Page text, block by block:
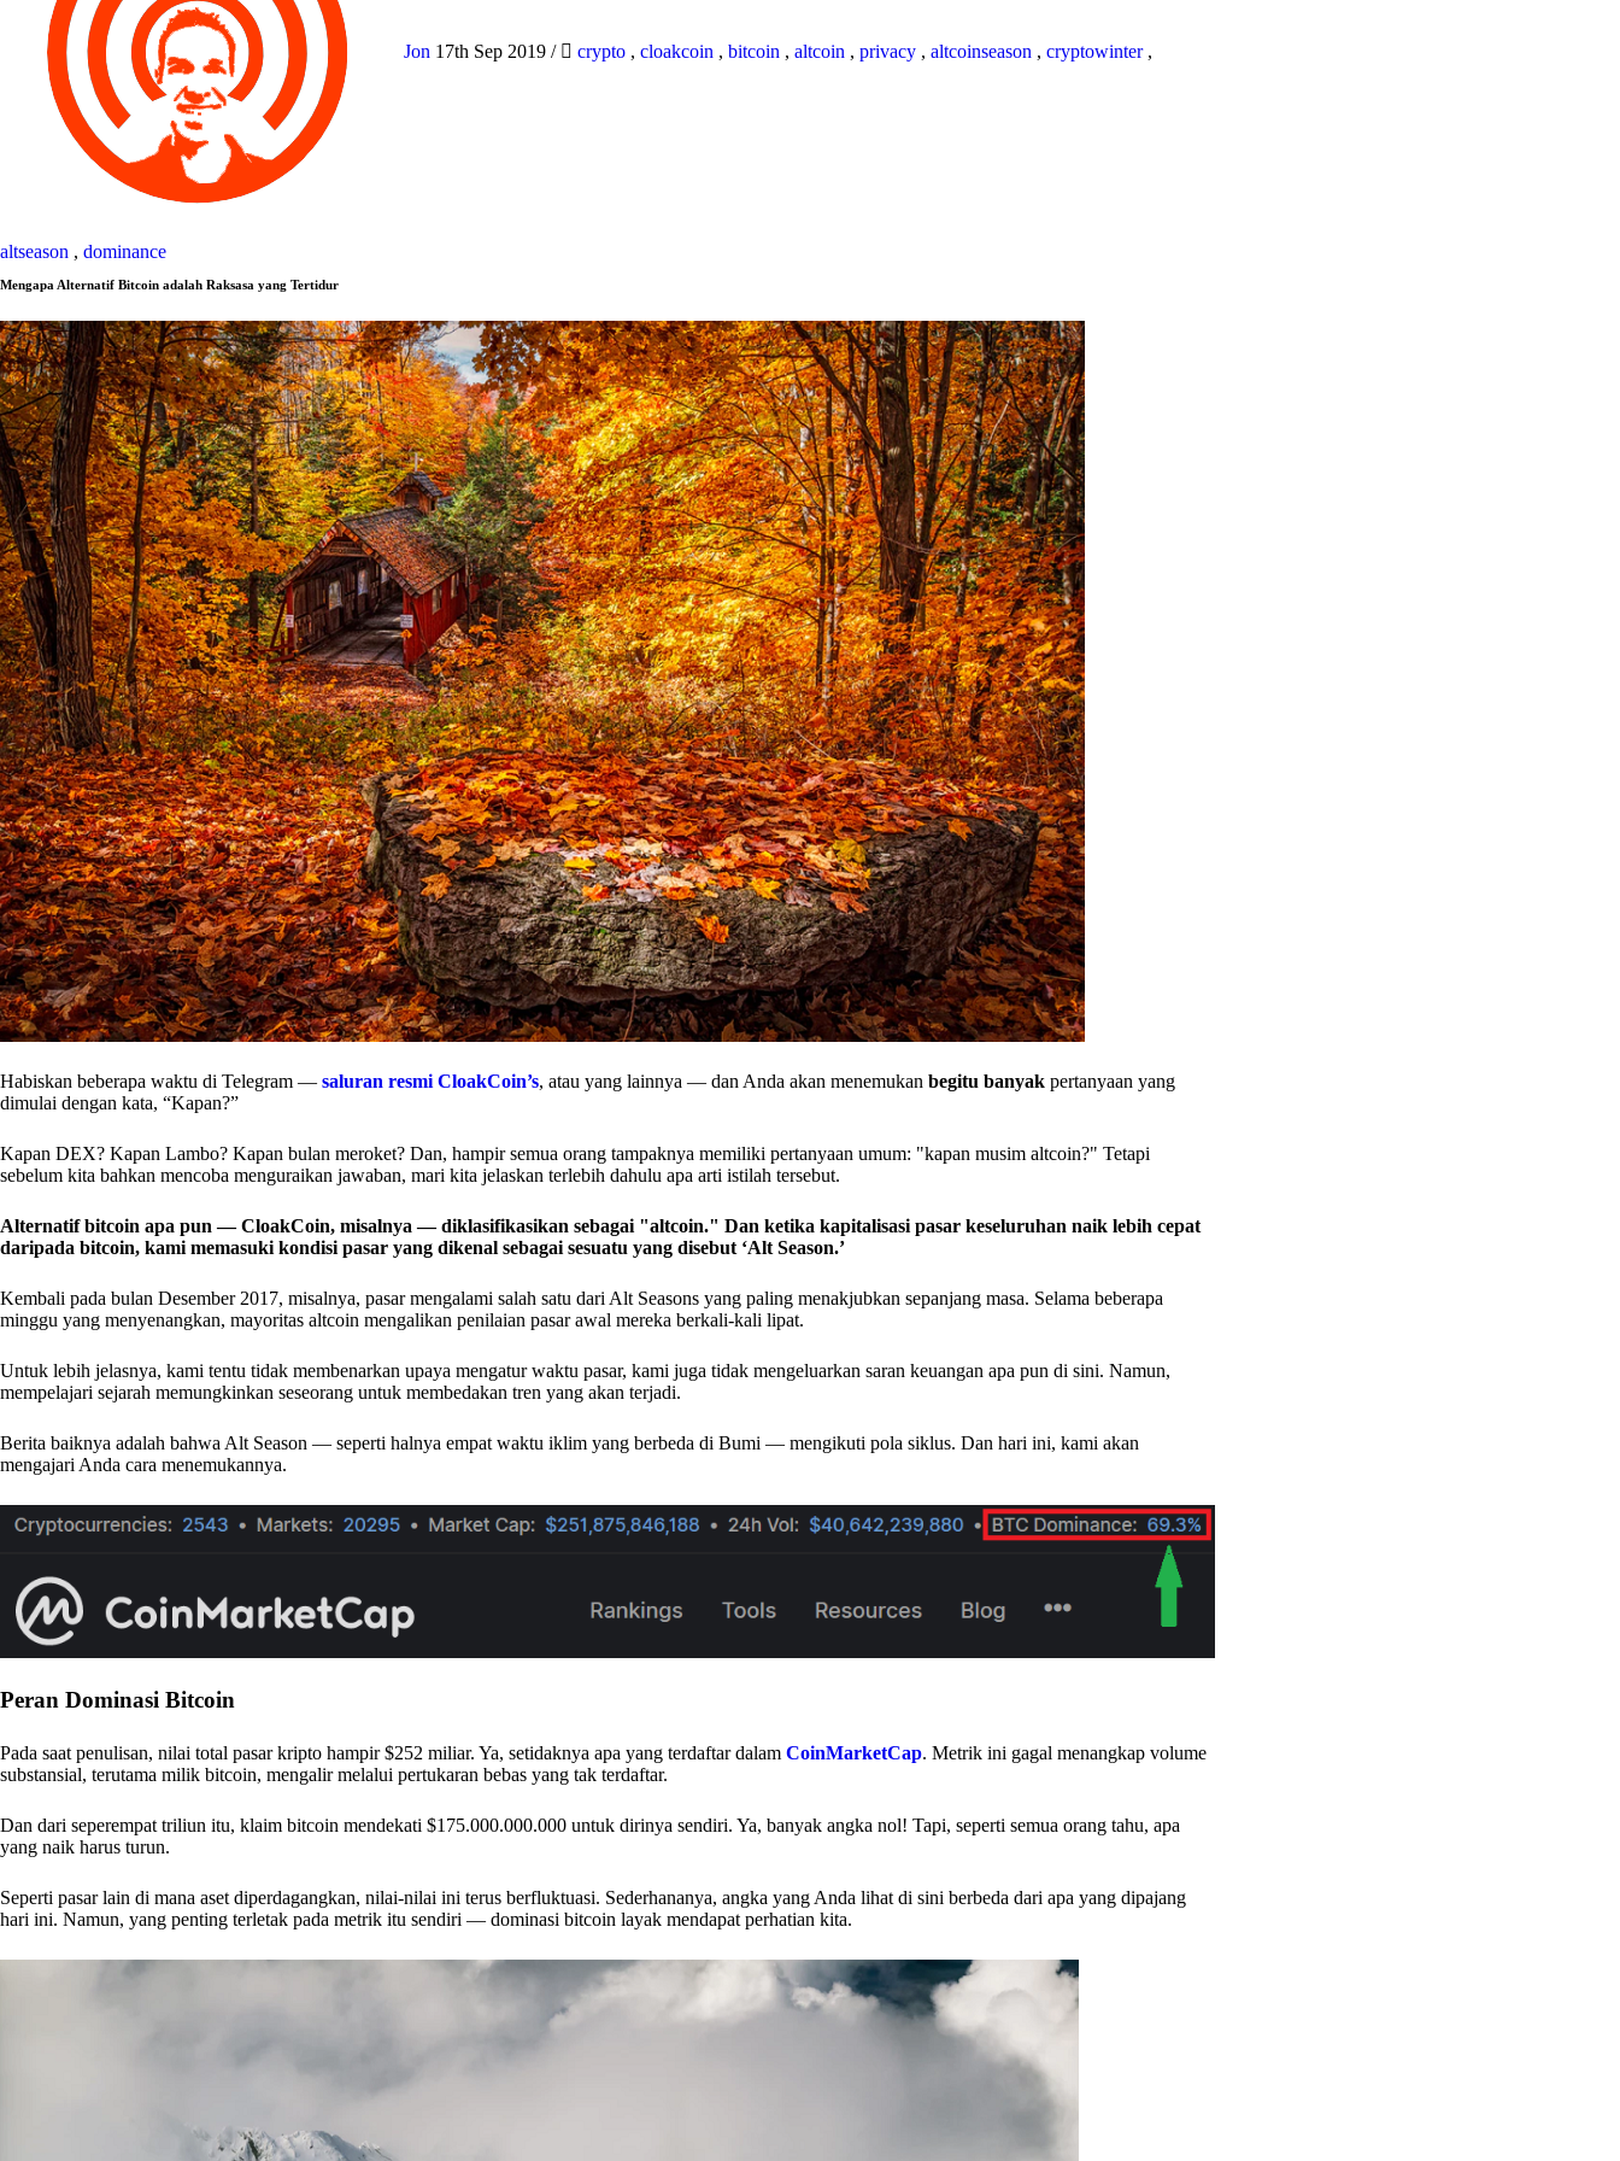
Jon 17th Sep 2019 / crypto , cloakcoin , bitcoin , altcoin , privacy , altcoinseason , cryptowinter,
altseason , dominance
Mengapa Alternatif Bitcoin adalah Raksasa yang Tertidur
Habiskan beberapa waktu di Telegram — saluran resmi CloakCoin’s, atau yang lainnya — dan Anda akan menemukan begitu banyak pertanyaan yang
dimulai dengan kata, “Kapan?”
Kapan DEX? Kapan Lambo? Kapan bulan meroket? Dan, hampir semua orang tampaknya memiliki pertanyaan umum: "kapan musim altcoin?" Tetapi
sebelum kita bahkan mencoba menguraikan jawaban, mari kita jelaskan terlebih dahulu apa arti istilah tersebut.
Alternatif bitcoin apa pun — CloakCoin, misalnya — diklasifikasikan sebagai "altcoin." Dan ketika kapitalisasi pasar keseluruhan naik lebih cepat
daripada bitcoin, kami memasuki kondisi pasar yang dikenal sebagai sesuatu yang disebut ‘Alt Season.’
Kembali pada bulan Desember 2017, misalnya, pasar mengalami salah satu dari Alt Seasons yang paling menakjubkan sepanjang masa. Selama beberapa
minggu yang menyenangkan, mayoritas altcoin mengalikan penilaian pasar awal mereka berkali-kali lipat.
Untuk lebih jelasnya, kami tentu tidak membenarkan upaya mengatur waktu pasar, kami juga tidak mengeluarkan saran keuangan apa pun di sini. Namun,
mempelajari sejarah memungkinkan seseorang untuk membedakan tren yang akan terjadi.
Berita baiknya adalah bahwa Alt Season — seperti halnya empat waktu iklim yang berbeda di Bumi — mengikuti pola siklus. Dan hari ini, kami akan
mengajari Anda cara menemukannya.
Peran Dominasi Bitcoin
Pada saat penulisan, nilai total pasar kripto hampir $252 miliar. Ya, setidaknya apa yang terdaftar dalam CoinMarketCap. Metrik ini gagal menangkap volume
substansial, terutama milik bitcoin, mengalir melalui pertukaran bebas yang tak terdaftar.
Dan dari seperempat triliun itu, klaim bitcoin mendekati $175.000.000.000 untuk dirinya sendiri. Ya, banyak angka nol! Tapi, seperti semua orang tahu, apa
yang naik harus turun.
Seperti pasar lain di mana aset diperdagangkan, nilai-nilai ini terus berfluktuasi. Sederhananya, angka yang Anda lihat di sini berbeda dari apa yang dipajang
hari ini. Namun, yang penting terletak pada metrik itu sendiri — dominasi bitcoin layak mendapat perhatian kita.